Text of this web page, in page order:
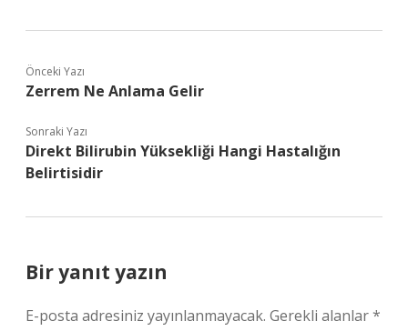
Önceki Yazı
Zerrem Ne Anlama Gelir
Sonraki Yazı
Direkt Bilirubin Yüksekliği Hangi Hastalığın
Belirtisidir
Bir yanıt yazın
E-posta adresiniz yayınlanmayacak. Gerekli alanlar*